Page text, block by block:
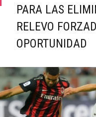
PARA LAS
RELEVO
OPORTUNIDAD